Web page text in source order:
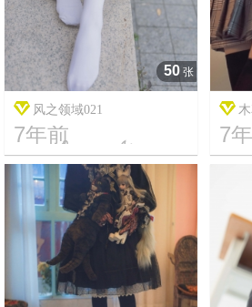
50 张
风之领域021
7年前
11 3287
袜换
7